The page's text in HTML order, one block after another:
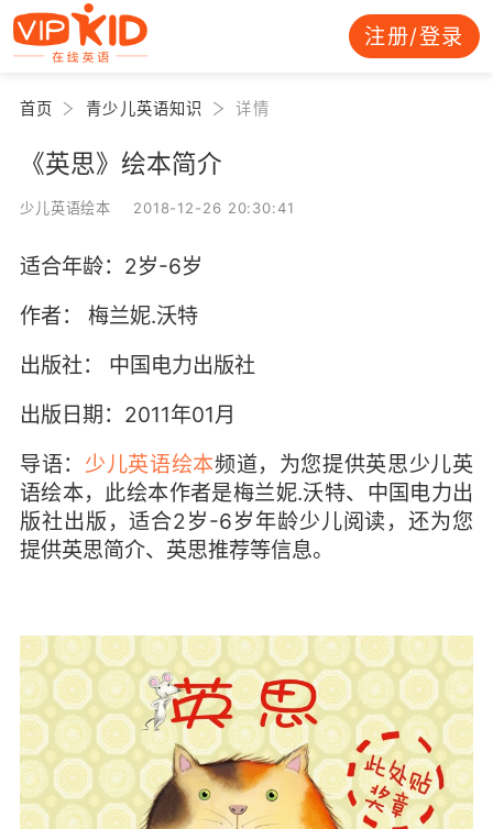
注册/登录
首页 青少儿英语知识 详情
《英思》绘本简介
少儿英语绘本 2018-12-26 20:30:41
适合年龄：2岁-6岁
作者： 梅兰妮.沃特
出版社： 中国电力出版社
出版日期：2011年01月
导语： 少儿英语绘本频道，为您提供英思少儿英
语绘本，此绘本作者是梅兰妮.沃特、中国电力出
版社出版，适合2岁-6岁年龄少儿阅读，还为您
提供英思简介、英思推荐等信息。